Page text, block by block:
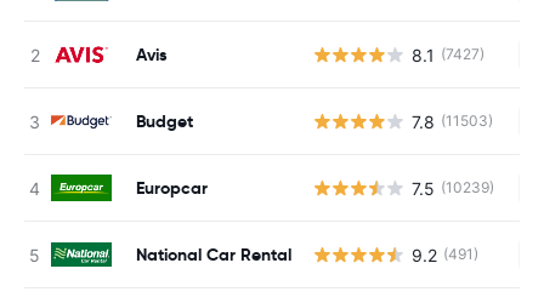
Avis 8.1 (7427)
Budget 7.8 (11503)
Europcar 7.5 (10239)
National Car Rental 9.2 (491)